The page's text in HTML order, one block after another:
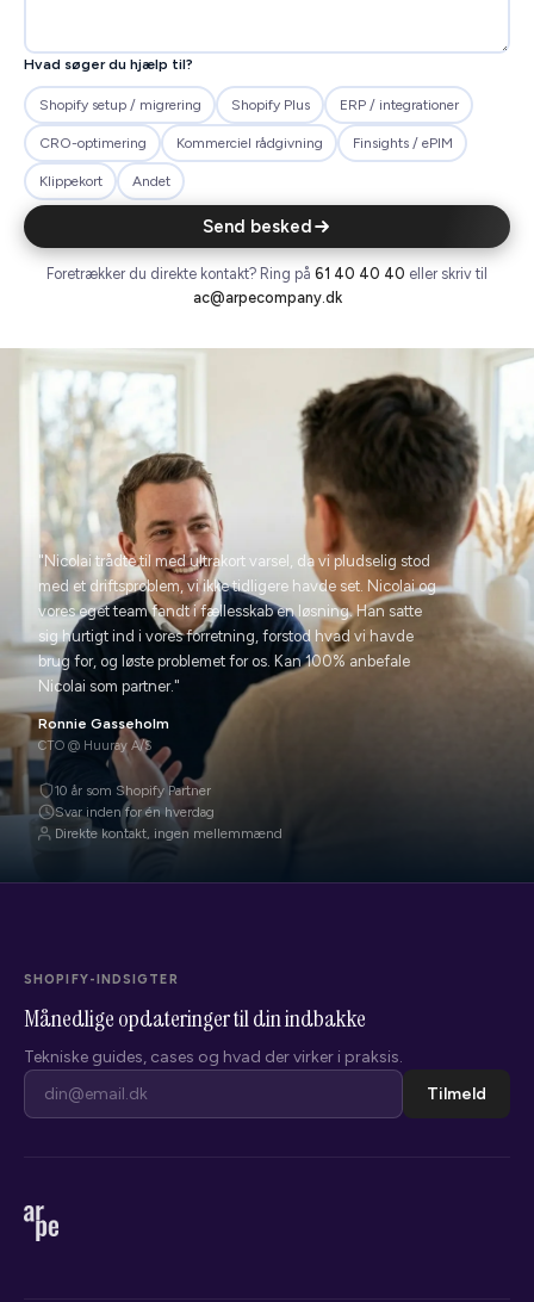
Apps
↳ Prislogik ↗
Om
Referencer
Hvad søger du hjælp til?
Shopify setup / migrering Shopify Plus ERP / integrationer
CRO-optimering Kommerciel rådgivning Finsights / ePIM
Klippekort Andet
Send besked
Foretrækker du direkte kontakt? Ring på 61 40 40 40 eller skriv til
ac@arpecompany.dk
"Nicolai trådte til med ultrakort varsel, da vi pludselig stod
med et driftsproblem, vi ikke tidligere havde set. Nicolai og
vores eget team fandt i fællesskab en løsning. Han satte
sig hurtigt ind i vores forretning, forstod hvad vi havde
brug for, og løste problemet for os. Kan 100% anbefale
Nicolai som partner."
Ronnie Gasseholm
CTO @ Huuray A/S
10 år som Shopify Partner
Svar inden for én hverdag
Direkte kontakt, ingen mellemmænd
SHOPIFY-INDSIGTER
Månedlige opdateringer til din indbakke
Tekniske guides, cases og hvad der virker i praksis.
Tilmeld